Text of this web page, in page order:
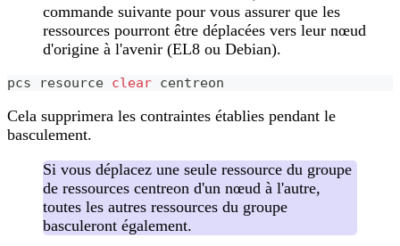
commande suivante pour vous assurer que les
ressources pourront être déplacées vers leur nœud
d'origine à l'avenir (EL8 ou Debian).
pcs resource clear centreon
Cela supprimera les contraintes établies pendant le
basculement.
Si vous déplacez une seule ressource du groupe
de ressources centreon d'un nœud à l'autre,
toutes les autres ressources du groupe
basculeront également.